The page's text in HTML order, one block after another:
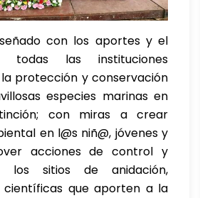
con los aportes y el
todas las instituciones
protección y conservación
especies marinas en
con miras a crear
en l@s niñ@, jóvenes y
acciones de control y
los sitios de anidación,
científicas que aporten a la